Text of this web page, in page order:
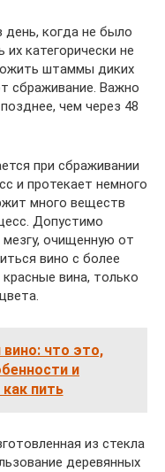
когда не было
категорически не
штаммы диких
сбраживание. Важно
чем через 48
при сбраживании
и протекает немного
много веществ
Допустимо
очищенную от
вино с более
вина, только
вино: что это,
и
пить
из стекла
деревянных